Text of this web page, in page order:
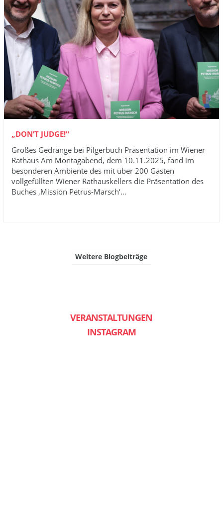
„DON’T JUDGE!“
Großes Gedränge bei Pilgerbuch Präsentation im Wiener
Rathaus Am Montagabend, dem 10.11.2025, fand im
besonderen Ambiente des mit über 200 Gästen
vollgefüllten Wiener Rathauskellers die Präsentation des
Buches ‚Mission Petrus-Marsch‘…
Weitere Blogbeiträge
VERANSTALTUNGEN
INSTAGRAM